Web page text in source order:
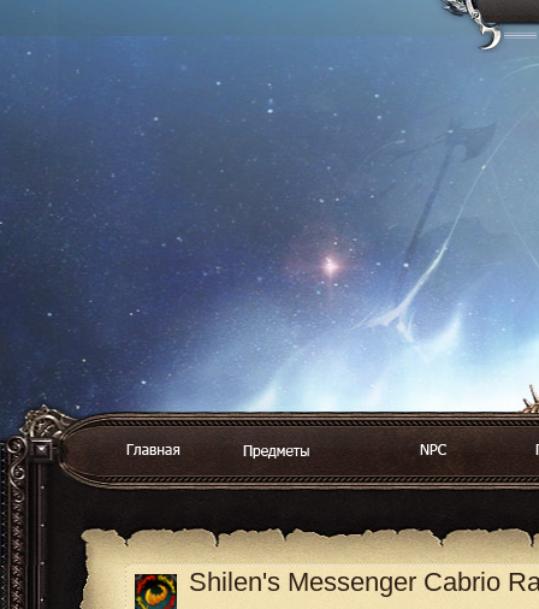
Shilen's Messenger Cabrio